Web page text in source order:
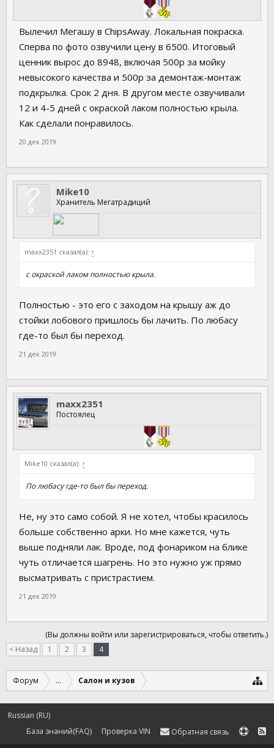
Вылечил Мегашу в ChipsAway. Локальная покраска.
Сперва по фото озвучили цену в 6500. Итоговый
ценник вырос до 8948, включая 500р за мойку
невысокого качества и 500р за демонтаж-монтаж
подкрылка. Срок 2 дня. В другом месте озвучивали
12 и 4-5 дней с окраской лаком полностью крыла.
Как сделали понравилось.
20 дек 2019
Mike10
Хранитель Мегатрадиций
maxx2351 сказал(а): ↑
с окраской лаком полностью крыла.
Полностью - это его с заходом на крышу аж до
стойки лобового пришлось бы лачить. По любасу
где-то был бы переход.
21 дек 2019
maxx2351
Постоялец
Mike10 сказал(а): ↑
По любасу где-то был бы переход.
Не, ну это само собой. Я не хотел, чтобы красилось
больше собственно арки. Но мне кажется, чуть
выше подняли лак. Вроде, под фонариком на блике
чуть отличается шагрень. Но это нужно уж прямо
высматривать с пристрастием.
21 дек 2019
(Вы должны войти или зарегистрироваться, чтобы ответить.)
< Назад
1 2 3 4
Форум ... Салон и кузов
Russian (RU)
База знаний(FAQ)
Проверка VIN Обратная связь